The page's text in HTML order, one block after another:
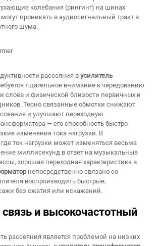
колебания (рингинг) на шинах
проникать в аудиосигнальный тракт в
шума.
рассеяния в усилитель
тщательное внимание к чередованию
слоёв и физической близости первичных и
Тесно связанные обмотки снижают
и улучшают переходную
— его способность быстро
изменения тока нагрузки. В
ток нагрузки может изменяться весьма
миллисекунд в ответ на музыкальные
хорошая переходная характеристика в
непосредственно связано со
воспроизводить быстрые,
без сжатия или искажений.
и высокочастотный
рассеяния является проблемой на низких